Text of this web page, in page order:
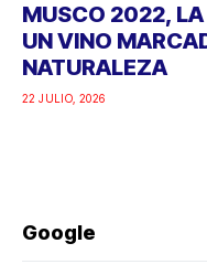
MUSCO 2022, LA
UN VINO
NATURALEZA
22 JULIO, 2026
Google